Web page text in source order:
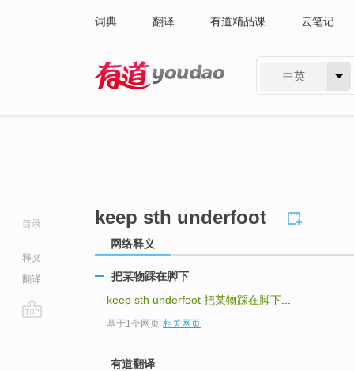
词典 翻译 有道精品课 云笔记
中英
目录
释义
翻译
keep sth underfoot
网络释义
把某物踩在脚下
keep sth underfoot 把某物踩在脚下
基于1个网页-相关网页
有道翻译